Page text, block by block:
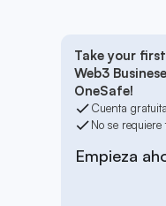
Take your
Web3
OneSafe!
Cuenta gratuita
No se requiere
Empieza